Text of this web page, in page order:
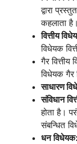
द्वारा
कहलाता है।
वित्तीय
विधेयक
गैर
विधेयक गैर
साधारण
संविधान
होता है।
संबन्धित
धन